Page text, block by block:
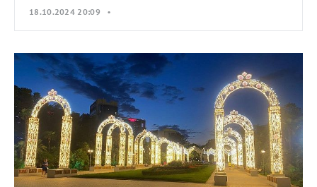
18.10.2024 20:09 •